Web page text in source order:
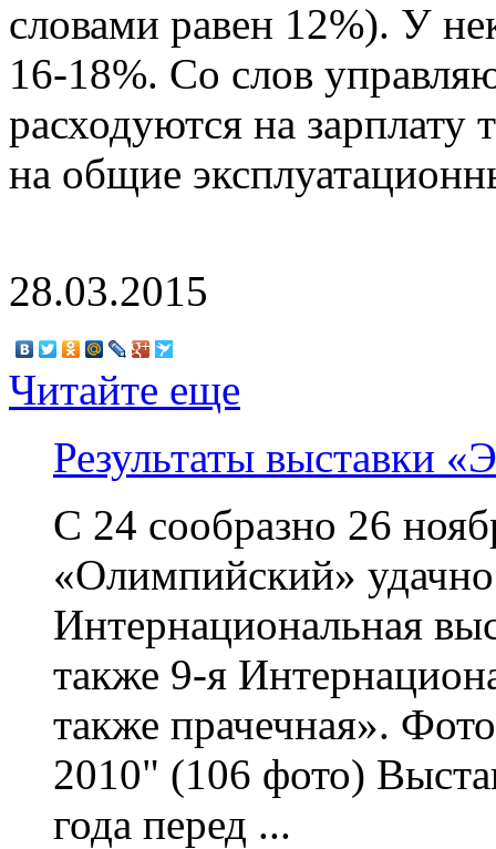
словами равен 12%). У
16-18%. Со слов
расходуются на
на общие
28.03.2015
Читайте еще
Результаты выставки
С 24 сообразно 26
«Олимпийский»
Интернациональная
также 9-я
также прачечная».
2010" (106 фото)
года перед ...